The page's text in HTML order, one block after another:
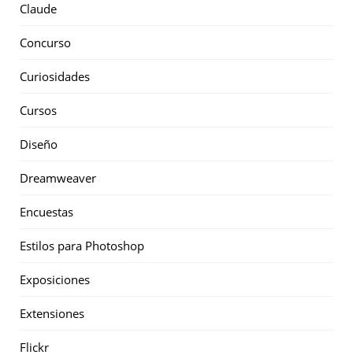
Claude
Concurso
Curiosidades
Cursos
Diseño
Dreamweaver
Encuestas
Estilos para Photoshop
Exposiciones
Extensiones
Flickr